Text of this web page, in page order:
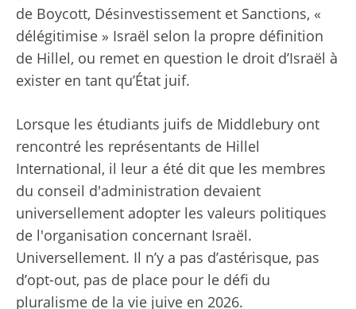
de Boycott, Désinvestissement et Sanctions, «
délégitimise » Israël selon la propre définition
de Hillel, ou remet en question le droit d’Israël à
exister en tant qu’État juif.
Lorsque les étudiants juifs de Middlebury ont
rencontré les représentants de Hillel
International, il leur a été dit que les membres
du conseil d'administration devaient
universellement adopter les valeurs politiques
de l'organisation concernant Israël.
Universellement. Il n’y a pas d’astérisque, pas
d’opt-out, pas de place pour le défi du
pluralisme de la vie juive en 2026.